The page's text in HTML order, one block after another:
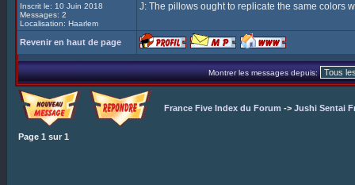
Inscrit le: 10 Juin 2018
Messages: 2
Localisation: Haarlem
J: The pillows ought to replicate the same colors
Revenir en haut de page
Montrer les messages depuis:
France Five Index du Forum -> Jushi Sentai
Page 1 sur 1